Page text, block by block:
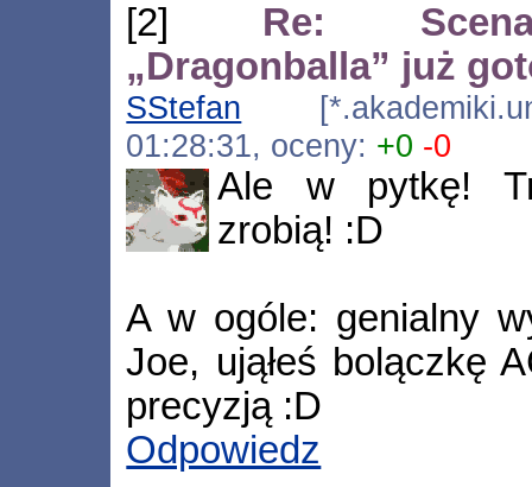
[2] Re:
„Dragonballa” już
SStefan
01:28:31, oceny: +0 -0
Ale w pytkę!
zrobią! :D
A w ogóle: genialny
Joe, ująłeś bolączkę
precyzją :D
Odpowiedz